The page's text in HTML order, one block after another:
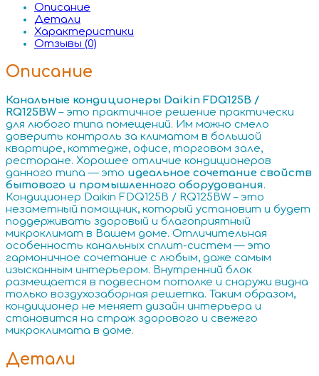
Описание
Детали
Характеристики
Отзывы (0)
Описание
Канальные кондиционеры Daikin FDQ125B /
RQ125BW– это практичное решение практически
для любого типа помещений. Им можно смело
доверить контроль за климатом в большой
квартире, коттедже, офисе, торговом зале,
ресторане. Хорошее отличие кондиционеров
данного типа — это идеальное сочетание свойств
бытового и промышленного оборудования.
Кондиционер Daikin FDQ125B / RQ125BW – это
незаметный помощник, который установит и будет
поддерживать здоровый и благоприятный
микроклимат в Вашем доме. Отличительная
особенность канальных сплит-систем — это
гармоничное сочетание с любым, даже самым
изысканным интерьером. Внутренний блок
размещается в подвесном потолке и снаружи видна
только воздухозаборная решетка. Таким образом,
кондиционер не меняет дизайн интерьера и
становится на страж здорового и свежего
микроклимата в доме.
Детали